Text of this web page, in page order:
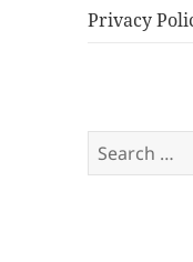
Privacy
Search
for: